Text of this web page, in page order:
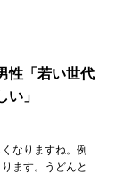
性「若い世代
」
なりますね。例
ます。うどんと